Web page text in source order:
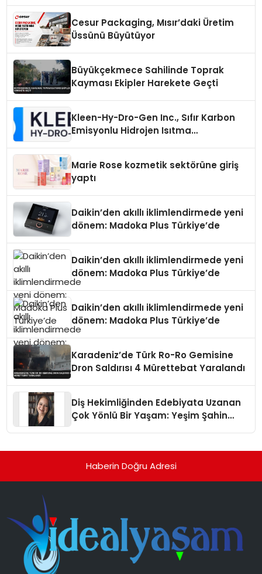
Cesur Packaging, Mısır’daki Üretim
Üssünü Büyütüyor
Büyükçekmece Sahilinde Toprak
Kayması Ekipler Harekete Geçti
Kleen-Hy-Dro-Gen Inc., Sıfır Karbon
Emisyonlu Hidrojen Isıtma
Marie Rose kozmetik sektörüne giriş
yaptı
Daikin’den akıllı iklimlendirmede yeni
dönem: Madoka Plus Türkiye’de
Daikin’den akıllı iklimlendirmede yeni
dönem: Madoka Plus Türkiye’de
Daikin’den akıllı iklimlendirmede yeni
dönem: Madoka Plus Türkiye’de
Karadeniz’de Türk Ro-Ro Gemisine
Dron Saldırısı 4 Mürettebat Yaralandı
Diş Hekimliğinden Edebiyata Uzanan
Çok Yönlü Bir Yaşam: Yeşim Şahin
Haberin Doğru Adresi